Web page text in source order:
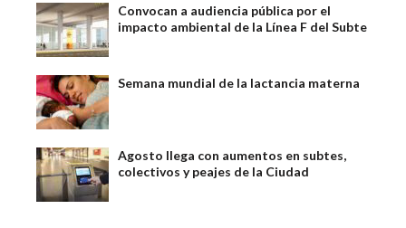
Convocan a audiencia pública por el
impacto ambiental de la Línea F del Subte
Semana mundial de la lactancia materna
Agosto llega con aumentos en subtes,
colectivos y peajes de la Ciudad